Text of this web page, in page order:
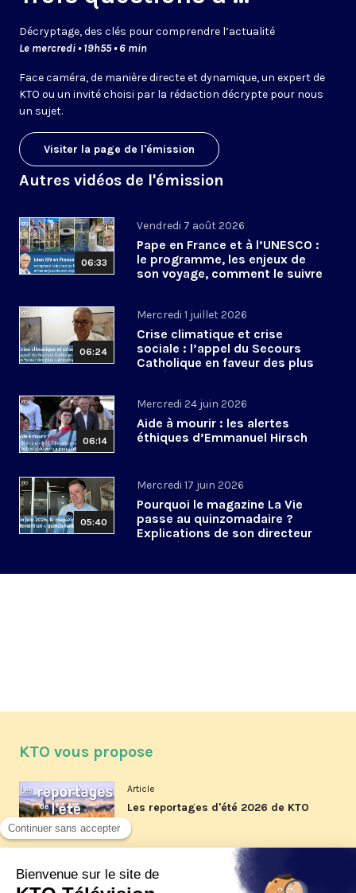
Décryptage, des clés pour comprendre l’actualité
Le mercredi • 19h55 • 6 min
Face caméra, de manière directe et dynamique, un expert de
KTO ou un invité choisi par la rédaction décrypte pour nous
un sujet.
Visiter la page de l'émission
Autres vidéos de l'émission
06:33
Vendredi 7 août 2026
Pape en France et à l’UNESCO :
le programme, les enjeux de
son voyage, comment le suivre
06:24
Mercredi 1 juillet 2026
Crise climatique et crise
sociale : l’appel du Secours
Catholique en faveur des plus
vulnérables
06:14
Mercredi 24 juin 2026
Aide à mourir : les alertes
éthiques d’Emmanuel Hirsch
05:40
Mercredi 17 juin 2026
Pourquoi le magazine La Vie
passe au quinzomadaire ?
Explications de son directeur
de la rédaction
KTO vous propose
Article
Les reportages d'été 2026 de KTO
La visite pastorale du pape Léon